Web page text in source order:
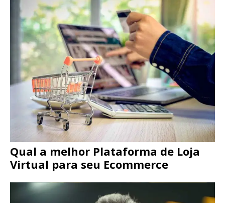
Qual a melhor Plataforma de Loja
Virtual para seu Ecommerce